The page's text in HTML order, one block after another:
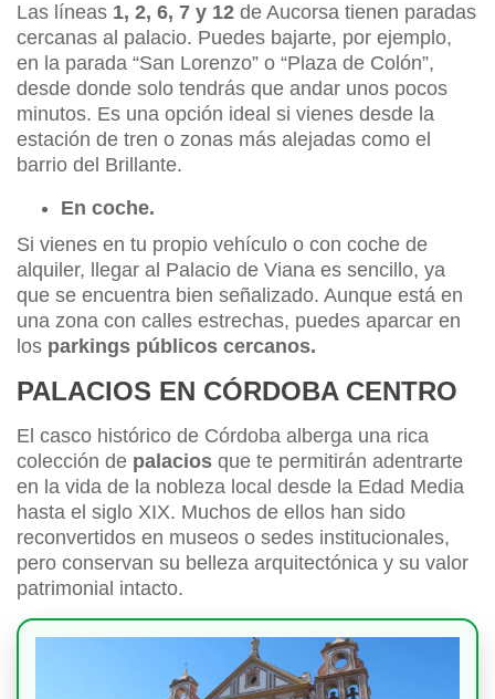
Las líneas 1, 2, 6, 7 y 12 de Aucorsa tienen paradas
cercanas al palacio. Puedes bajarte, por ejemplo,
en la parada “San Lorenzo” o “Plaza de Colón”,
desde donde solo tendrás que andar unos pocos
minutos. Es una opción ideal si vienes desde la
estación de tren o zonas más alejadas como el
barrio del Brillante.
En coche.
Si vienes en tu propio vehículo o con coche de
alquiler, llegar al Palacio de Viana es sencillo, ya
que se encuentra bien señalizado. Aunque está en
una zona con calles estrechas, puedes aparcar en
los parkings públicos cercanos.
PALACIOS EN CÓRDOBA CENTRO
El casco histórico de Córdoba alberga una rica
colección de palacios que te permitirán adentrarte
en la vida de la nobleza local desde la Edad Media
hasta el siglo XIX. Muchos de ellos han sido
reconvertidos en museos o sedes institucionales,
pero conservan su belleza arquitectónica y su valor
patrimonial intacto.